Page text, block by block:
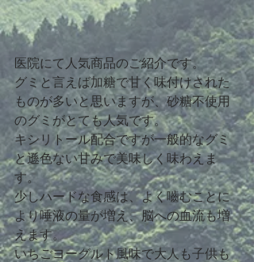
医院にて人気商品のご紹介です。
グミと言えば加糖で甘く味付けされた
ものが多いと思いますが、砂糖不使用
のグミがとても人気です。
キシリトール配合ですが一般的なグミ
と遜色ない甘みで美味しく味わえま
す。
少しハードな食感は、よく嚙むことに
より唾液の量が増え、脳への血流も増
えます。
いちごヨーグルト風味で大人も子供も